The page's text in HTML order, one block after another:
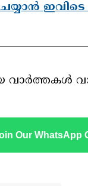
ഇവിടെ
വാർത്തകൾ
Our WhatsApp